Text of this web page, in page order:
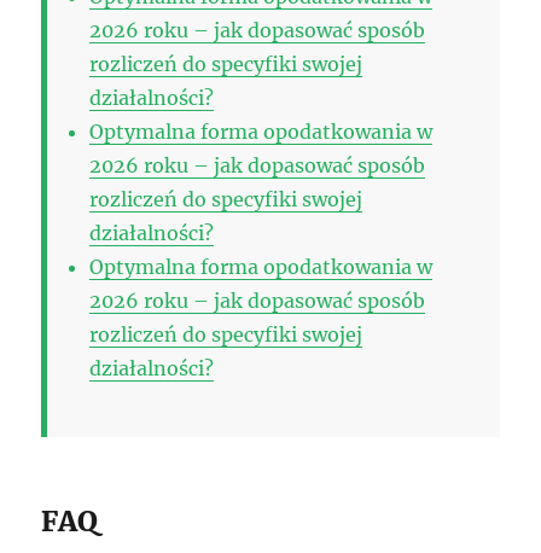
2026 roku – jak dopasować sposób
rozliczeń do specyfiki swojej
działalności?
Optymalna forma opodatkowania w
2026 roku – jak dopasować sposób
rozliczeń do specyfiki swojej
działalności?
Optymalna forma opodatkowania w
2026 roku – jak dopasować sposób
rozliczeń do specyfiki swojej
działalności?
FAQ